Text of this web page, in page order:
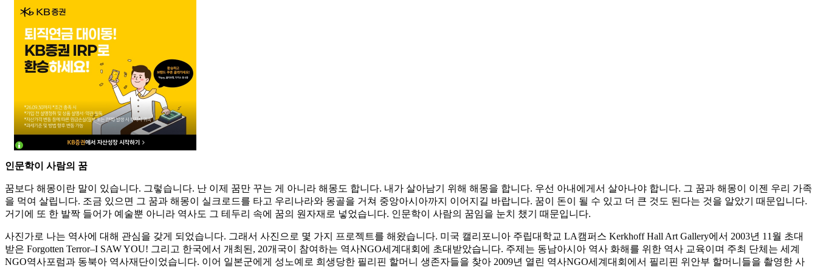
인문학이 사람의 꿈
꿈보다 해몽이란 말이 있습니다. 그렇습니다. 난 이제 꿈만 꾸는 게 아니라 해몽도 합니다. 내가 살아남기 위해 해몽을 합니다. 우선 아내에게서 살아나야 합니다. 그 꿈과 해몽이 이젠 우리 가족
을 먹여 살립니다. 조금 있으면 그 꿈과 해몽이 실크로드를 타고 우리나라와 몽골을 거쳐 중앙아시아까지 이어지길 바랍니다. 꿈이 돈이 될 수 있고 더 큰 것도 된다는 것을 알았기 때문입니다.
거기에 또 한 발짝 들어가 예술뿐 아니라 역사도 그 테두리 속에 꿈의 원자재로 넣었습니다. 인문학이 사람의 꿈임을 눈치 챘기 때문입니다.
사진가로 나는 역사에 대해 관심을 갖게 되었습니다. 그래서 사진으로 몇 가지 프로젝트를 해왔습니다. 미국 캘리포니아 주립대학교 LA캠퍼스 Kerkhoff Hall Art Gallery에서 2003년 11월 초대
받은 Forgotten Terror–I SAW YOU! 그리고 한국에서 개최된, 20개국이 참여하는 역사NGO세계대회에 초대받았습니다. 주제는 동남아시아 역사 화해를 위한 역사 교육이며 주최 단체는 세계
NGO역사포럼과 동북아 역사재단이었습니다. 이어 일본군에게 성노예로 희생당한 필리핀 할머니 생존자들을 찾아 2009년 열린 역사NGO세계대회에서 필리핀 위안부 할머니들을 촬영한 사